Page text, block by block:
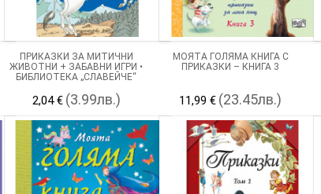
ПРИКАЗКИ ЗА МИТИЧНИ
ЖИВОТНИ + ЗАБАВНИ ИГРИ •
БИБЛИОТЕКА „СЛАВЕЙЧЕ“
2,04 € (3.99лв.)
МОЯТА ГОЛЯМА КНИГА С
ПРИКАЗКИ – КНИГА 3
11,99 € (23.45лв.)